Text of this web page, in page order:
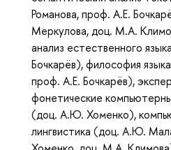
Романова, проф. А.Е.
Меркулова, доц. М.А.
анализ естественного
Бочкарёв), философия
проф. А.Е. Бочкарёв),
фонетические
(доц. А.Ю. Хоменко),
лингвистика (доц. А.Ю.